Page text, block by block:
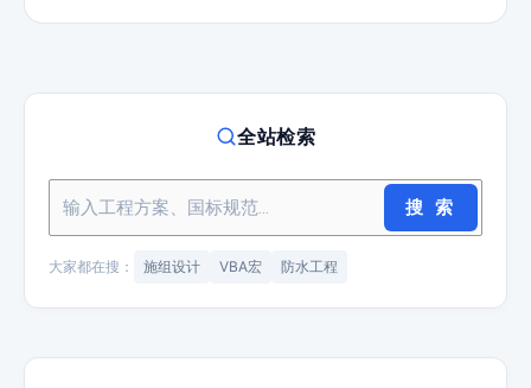
全站检索
搜 索
大家都在搜： 施组设计 VBA宏 防水工程